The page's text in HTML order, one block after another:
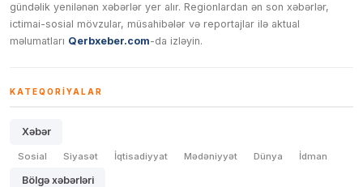
gündəlik yenilənən xəbərlər yer alır. Regionlardan ən son xəbərlər,
ictimai-sosial mövzular, müsahibələr və reportajlar ilə aktual
məlumatları Qerbxeber.com-da izləyin.
KATEQORIYALAR
Xəbər
Sosial Siyasət İqtisadiyyat Mədəniyyət Dünya İdman
Bölgə xəbərləri